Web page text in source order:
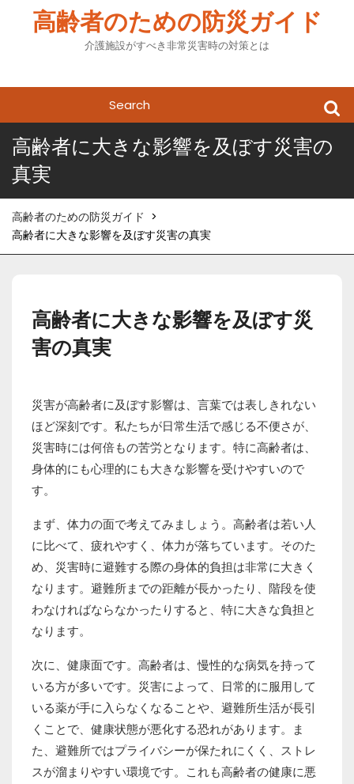
高齢者のための防災ガイド
介護施設がすべき非常災害時の対策とは
for:
高齢者に大きな影響を及ぼす災害の
真実
高齢者のための防災ガイド >
高齢者に大きな影響を及ぼす災害の真実
高齢者に大きな影響を及ぼす災
害の真実
災害が高齢者に及ぼす影響は、言葉では表しきれない
ほど深刻です。私たちが日常生活で感じる不便さが、
災害時には何倍もの苦労となります。特に高齢者は、
身体的にも心理的にも大きな影響を受けやすいので
す。
まず、体力の面で考えてみましょう。高齢者は若い人
に比べて、疲れやすく、体力が落ちています。そのた
め、災害時に避難する際の身体的負担は非常に大きく
なります。避難所までの距離が長かったり、階段を使
わなければならなかったりすると、特に大きな負担と
なります。
次に、健康面です。高齢者は、慢性的な病気を持って
いる方が多いです。災害によって、日常的に服用して
いる薬が手に入らなくなることや、避難所生活が長引
くことで、健康状態が悪化する恐れがあります。ま
た、避難所ではプライバシーが保たれにくく、ストレ
スが溜まりやすい環境です。これも高齢者の健康に悪